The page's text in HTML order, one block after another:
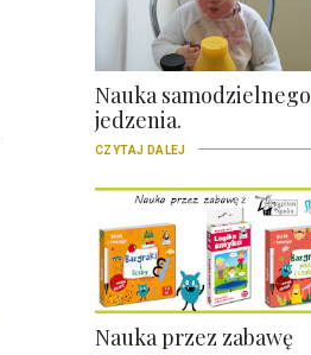
Nauka samodzielnego
jedzenia.
CZYTAJ DALEJ
Nauka przez zabawę